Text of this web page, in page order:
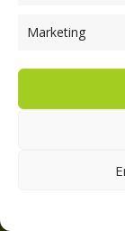
Marketing